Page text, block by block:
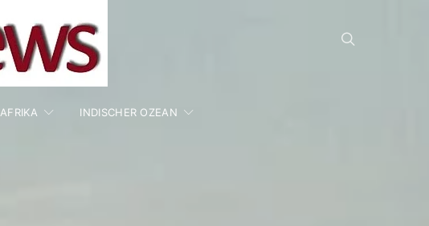
AFRIKA INDISCHER OZEAN